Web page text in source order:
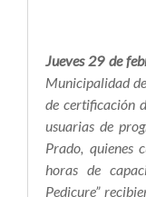
Jueves 29 de
Municipalidad
de certificación
usuarias de
Prado, quienes
horas de
Pedicure”